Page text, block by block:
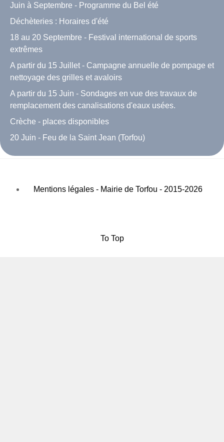
Juin à Septembre - Programme du Bel été
Déchèteries : Horaires d'été
18 au 20 Septembre - Festival international de sports
extrêmes
A partir du 15 Juillet - Campagne annuelle de pompage et
nettoyage des grilles et avaloirs
A partir du 15 Juin - Sondages en vue des travaux de
remplacement des canalisations d'eaux usées.
Crèche - places disponibles
20 Juin - Feu de la Saint Jean (Torfou)
Mentions légales - Mairie de Torfou - 2015-2026
To Top